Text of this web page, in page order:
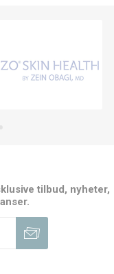
tilbud, nyheter,